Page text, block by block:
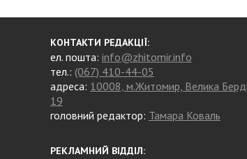
КОНТАКТИ РЕДАКЦІЇ:
ел. пошта: info@zhitomir.info
тел.: (067) 410-44-05
адреса: 10008, м.Житомир, Велика
19
головний редактор: Тамара Коваль
РЕКЛАМНИЙ ВІДДІЛ: